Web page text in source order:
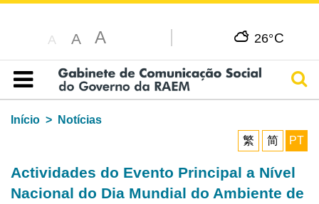
A A A 26°C
Índice
Início
Notícias
繁
简 PT
Actividades do Evento Principal a Nível
Nacional do Dia Mundial do Ambiente de